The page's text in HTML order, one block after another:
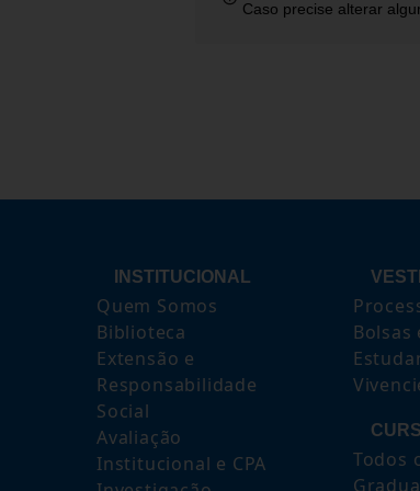
Caso precise alterar
INSTITUCIONAL
Quem Somos
Biblioteca
Extensão e
Responsabilidade
Social
Avaliação
Institucional e CPA
Bolsas
Todos